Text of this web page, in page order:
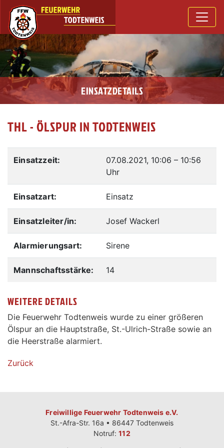
EINSATZDETAILS
THL - ÖLSPUR IN TODTENWEIS
Einsatzzeit: 07.08.2021, 10:06 – 10:56
Uhr
Einsatzart: Einsatz
Einsatzleiter/in: Josef Wackerl
Alarmierungsart: Sirene
Mannschaftsstärke: 14
WEITERE DETAILS
Die Feuerwehr Todtenweis wurde zu einer größeren
Ölspur an die Hauptstraße, St.-Ulrich-Straße sowie an
die Heerstraße alarmiert.
Zurück
Freiwillige Feuerwehr Todtenweis e.V.
St.-Afra-Str. 16a • 86447 Todtenweis
Notruf:112